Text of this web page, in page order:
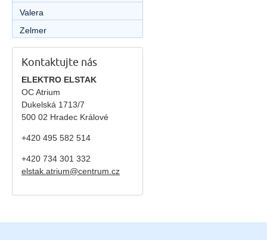
Valera
Zelmer
Kontaktujte nás
ELEKTRO ELSTAK
OC Atrium
Dukelská 1713/7
500 02 Hradec Králové
+420 495 582 514
+420 734 301 332
elstak.atrium@centrum.cz